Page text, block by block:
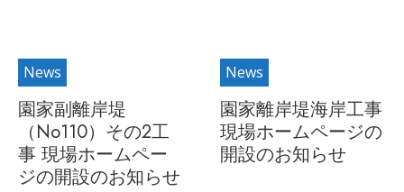
News
園家副離岸堤
（No110）その2工
事 現場ホームペー
ジの開設のお知らせ
News
園家離岸堤海岸工事
現場ホームページの
開設のお知らせ